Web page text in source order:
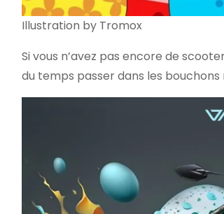
Illustration by Tromox
Si vous n’avez pas encore de
du temps passer dans les